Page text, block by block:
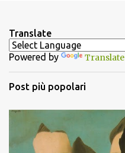
t
i
Translate
Powered by Translate
Post più popolari